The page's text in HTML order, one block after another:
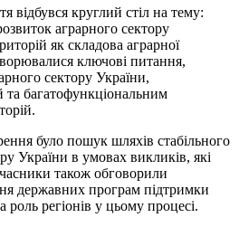
відбувся круглий стіл на тему:
аграрного сектору
як складова аграрної
ключові питання,
сектору України,
багатофункціональним
було пошук шляхів стабільного
України в умовах викликів, які
також обговорили
державних програм підтримки
роль регіонів у цьому процесі.